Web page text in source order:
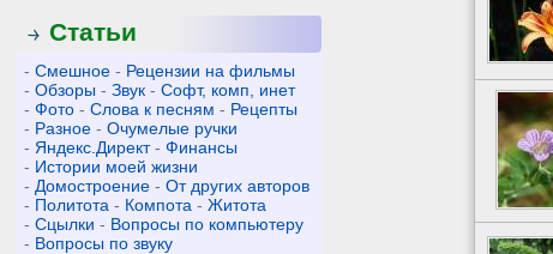
Статьи
-Смешное - Рецензии на фильмы
-Обзоры -Звук -Софт, комп, инет
-Фото -Слова к песням - Рецепты
- Разное -Очумелые ручки
- Яндекс.Директ-Финансы
- Истории моей жизни
- Домостроение -От других авторов
- Политота - Компота -Житота
-Сцылки - Вопросы по компьютеру
- Вопросы по звуку